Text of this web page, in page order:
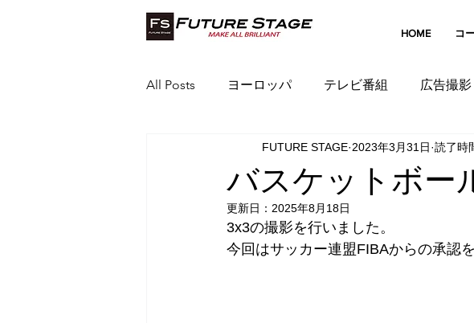
HOME コ
All Posts ヨーロッパ テレビ番組 広告撮影
ベトナム カンボジア
バスケットボー
FUTURE STAGE 2023年3月31日 読了時
更新日： 2025年8月18日
3x3の撮影を行いました。
今回はサッカー連盟FIBAからの承認